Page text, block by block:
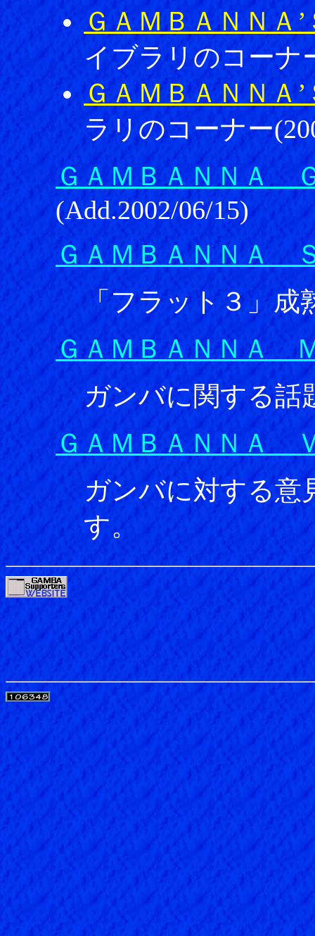
ＧＡＭＢＡＮＮ
イブラリのコーナ
ＧＡＭＢＡＮＮＡ
ラリのコーナー
ＧＡＭＢＡＮＮＡ
(Add.2002/06/15)
ＧＡＭＢＡＮＮＡ
「フラット３」成
ＧＡＭＢＡＮＮＡ
ガンバに関する話
ＧＡＭＢＡＮＮＡ
ガンバに対する意
す。